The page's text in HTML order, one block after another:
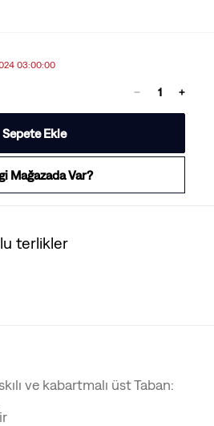
03:00:00
Sepete Ekle
Mağazada Var?
terlikler
ve kabartmalı üst Taban: